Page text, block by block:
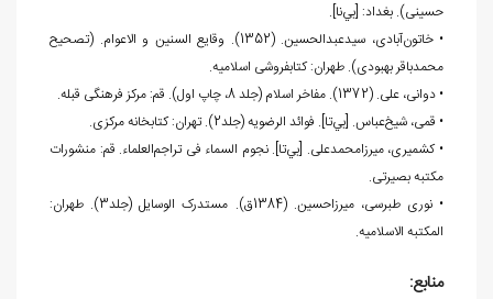
حسینی). بغداد: [بي‌نا].
• خاتون‌­آبادی، سیدعبدالحسین. (1352). وقایع السنین و الاعوام. (تصحیح
محمدباقر بهبودی). طهران: کتابفروشی اسلامیه.
• دوانی، علی. (1372). مفاخر اسلام (جلد 8، چاپ اول). قم: مرکز فرهنگی قبله.
• قمی، شیخ‌عباس. [بي‌تا]. فوائد الرضویه (جلد2). تهران: کتابخانه مرکزی.
• کشمیری، میرزامحمدعلی. [بي‌تا]. نجوم السماء فی تراجم‌العلماء. قم: منشورات
مکتبه بصیرتی.
• نوری طبرسی، میرزاحسین. (1384ق). مستدرک الوسایل (جلد3). طهران:
المکتبه الاسلامیه.
منابع: